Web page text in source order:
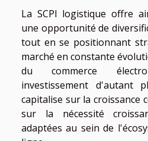
La SCPI logistique offre
une opportunité de
tout en se positionnant
marché en constante
du commerce
investissement d'autant
capitalise sur la croissance
sur la nécessité
adaptées au sein de